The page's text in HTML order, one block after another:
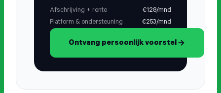
Afschrijving + rente
€128/mnd
Platform & ondersteuning
€253/mnd
Ontvang persoonlijk voorstel